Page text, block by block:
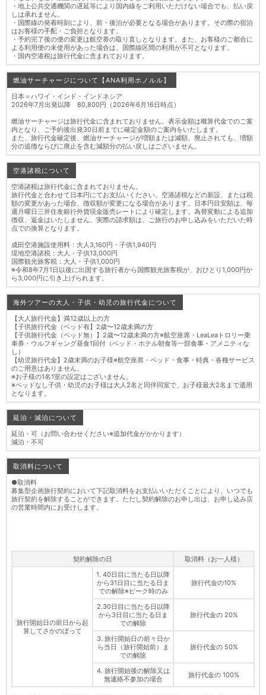
・地上公共交通機関の遅延等により国内線をご利用いただけない場合でも、払い戻
しは承れません。
・国際線の発着時刻により、前・後泊が必要となる場合があります。その際の宿泊
はお客様の手配・ご負担となります。
・予約完了後の便の変更は航空券の取り直しとなります。また、お客様のご都合に
よる利用便の未使用があった場合は、国際線区間の利用が不可となります。
・国内空港税は旅行代金に含まれております。
燃油サーチャージについて【ANA利用ホノルル】
日本＝ハワイ・インド・インドネシア
2026年7月出発以降 80,800円（2026年6月16日時点）
燃油サーチャージは旅行代金に含まれておりません。表示金額は概算代金でのご案
内となり、ご予約後出発30日前までに確定金額のご案内をいたします。
また、旅行代金確定後、燃油サーチャージが増額または減額、廃止されても、増額
分の追徴ならびに廃止を含む減額分の払い戻しはございません。
空港諸税について
空港諸税は旅行代金に含まれておりません。
旅行代金と合わせて日本円にてお支払いください。空港諸税などの新設、または税
額の変更があった場合、徴収額が変更になる場合があります。日本円目安額は、毎
週月曜日三井住友銀行外貨現金販売レートにより確定します。為替変動による追加
徴収、返金はいたしません。実際の請求額は、ご旅行のお申し込みをいただいた時
点での換算となります。
成田空港施設使用料：大人3,160円・子供1,940円
現地空港諸税：大人・子供13,000円
国際観光旅客税：大人・子供1,000円
※令和8年7月1日以後に出国する旅行者から国際観光旅客税が、おひとり1,000円か
ら3,000円に引き上げられます。
海外ツアーの大人・子供・幼児の旅行代金について
【大人旅行代金】満12歳以上の方
【子供旅行代金（ベッド有】2歳〜12歳未満の方
【子供旅行代金（ベッド無）】2歳〜12歳未満の方※航空座席・LeaLeaトロリー乗
車券・ウルフギャング昼食1回付（ベッド・ホテル朝食等一部食事・アメニティな
し）
【幼児旅行代金】2歳未満のお子様※航空座席・ベッド・食事・特典・各種サービス
のご用意はありません。
※お子様の1名1室の設定はございません。
※ベッドなし子供・幼児のお子様は大人2名と同伴同室で、お子様最大2名まで適用
となります。
延泊・減泊について
延泊・可（お問い合わせください※追加代金がかかります）
減泊・不可
取消料について
●取消料
募集型企画旅行契約において下記取消料をお支払いいただくことにより、いつでも
旅行契約を解除することができます。ただし契約解除のお申し出は、お申し込み店
の営業時間内にお受けします。
契約解除の日 取消料（お一人様）
旅行開始日の前日から起
算してさかのぼって
1. 40日目に当たる日以降
から31日目に当たる日ま
での解除※ピーク時のみ
旅行代金の10%
2.30日目に当たる日以降
から3日目に当たる日ま
での解除
旅行代金の 20%
3. 旅行開始日の前々日か
ら当日（旅行開始前）ま
での解除
旅行代金の 50%
4. 旅行開始後の解除又は
無連絡不参加の場合
旅行代金の 100%